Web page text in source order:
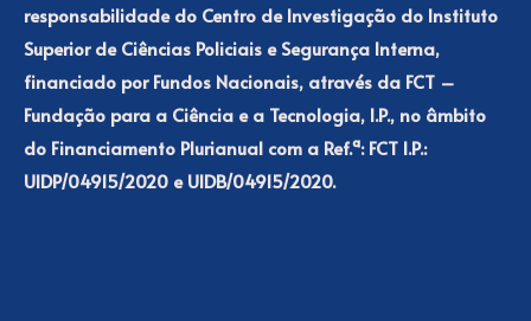
responsabilidade do Centro de Investigação do Instituto
Superior de Ciências Policiais e Segurança Interna,
financiado por Fundos Nacionais, através da FCT –
Fundação para a Ciência e a Tecnologia, I.P., no âmbito
do Financiamento Plurianual com a Ref.ª: FCT I.P.:
UIDP/04915/2020 e UIDB/04915/2020.